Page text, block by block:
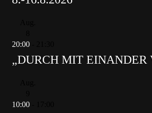
20:00
„DURCH MIT EINANDER
10:00